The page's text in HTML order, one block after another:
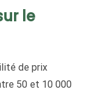
le
de prix
50 et 10 000